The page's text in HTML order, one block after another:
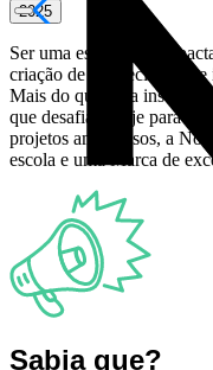
2025
Ser uma escola que
criação de conhecimento
Mais do que uma
que desafia o hoje para
projetos ambiciosos, a
escola e uma Marca de
Sabia que?